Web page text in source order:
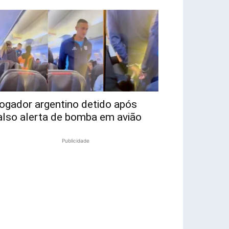
argentino detido após
alerta de bomba em avião
Publicidade